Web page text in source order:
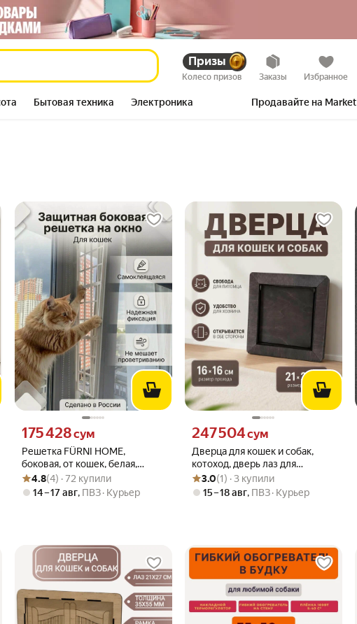
Призы
Колесо призов Заказы Избранное
Бытовая техника Электроника Продавайте на Market
Решетка FÜRNI HOME,
боковая, от кошек, белая,
50x13 см, 75 г
Цена 175428 сум вместо
175 428сум
Рейтинг товара: 4.8 из 5
Оценок: (4) · 72 купили
4.8(4) · 72 купили
14 – 17 авг, ПВЗ Курьер
Дверца для кошек и собак,
котоход, дверь лаз для
животных,16х16 см
Цена 247504 сум вместо
247 504сум
Рейтинг товара: 3.0 из 5
Оценок: (1) · 3 купили
3.0(1) · 3 купили
15 – 18 авг, ПВЗ Курьер